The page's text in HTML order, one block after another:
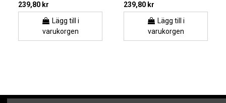
239,80 kr
Lägg till i
varukorgen
239,80 kr
Lägg till i
varukorgen